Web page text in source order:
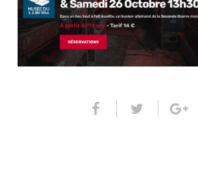
BILLETTERIE